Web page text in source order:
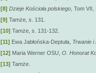
[8] Dzieje Kościoła polskiego , Tom
[9] Tamże, s. 131.
[10] Tamże, s. 131-132.
[11] Ewa Jabłońska-Deptuła, Trwanie i
[12] Maria Werner OSU, O. Honorat
[13] Tamże.